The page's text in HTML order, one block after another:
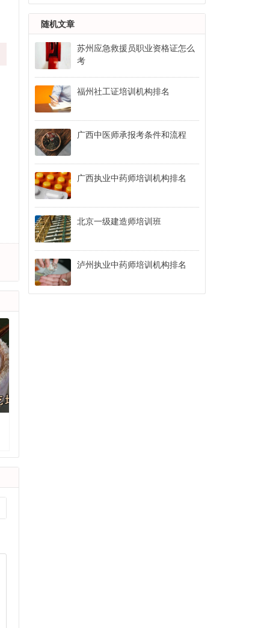
随机文章
苏州应急救援员职业资格证怎么
考
福州社工证培训机构排名
广西中医师承报考条件和流程
广西执业中药师培训机构排名
北京一级建造师培训班
泸州执业中药师培训机构排名